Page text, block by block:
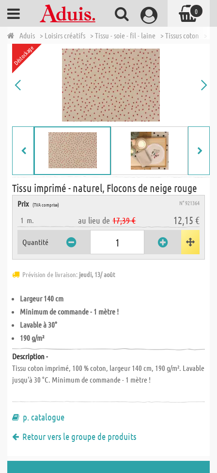
Aduis > Loisirs créatifs > Tissu - soie - fil - laine > Tissus coton
Déstockage
Tissu imprimé - naturel, Flocons de neige rouge
Prix (TVA comprise) N° 921364
1 m. au lieu de 17,39 € 12,15 €
Quantité
Prévision de livraison: jeudi, 13/ août
Largeur 140 cm
Minimum de commande - 1 mètre !
Lavable à 30°
190 g/m²
Description -
Tissu coton imprimé, 100 % coton, largeur 140 cm, 190 g/m². Lavable
jusqu'à 30 °C. Minimum de commande - 1 mètre !
p. catalogue
Retour vers le groupe de produits
0